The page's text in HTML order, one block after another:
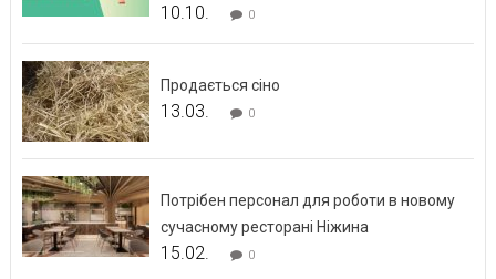
10.10. 0
Продається сіно
13.03. 0
Потрібен персонал для роботи в новому
сучасному ресторані Ніжина
15.02. 0